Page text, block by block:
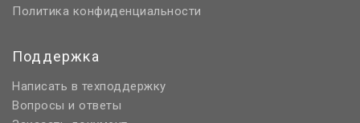
Политика конфиденциальности
Поддержка
Написать в техподдержку
Вопросы и ответы